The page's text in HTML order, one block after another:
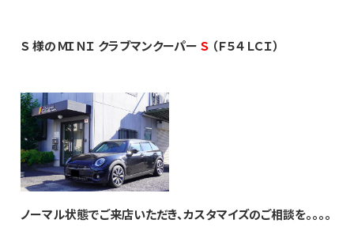
Ｓ 様の ＭＩＮＩ クラブマンクーパー Ｓ （Ｆ５４ ＬＣＩ）
ノーマル状態でご来店いただき、カスタマイズのご相談を。。。。